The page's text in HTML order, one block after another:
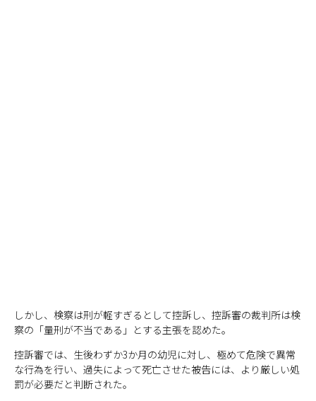
しかし、検察は刑が軽すぎるとして控訴し、控訴審の裁判所は検
察の「量刑が不当である」とする主張を認めた。
控訴審では、生後わずか3か月の幼児に対し、極めて危険で異常
な行為を行い、過失によって死亡させた被告には、より厳しい処
罰が必要だと判断された。